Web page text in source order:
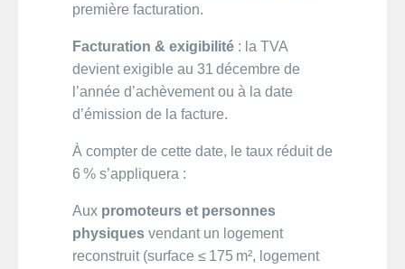
première facturation.
Facturation & exigibilité : la TVA
devient exigible au 31 décembre de
l’année d’achèvement ou à la date
d’émission de la facture.
À compter de cette date, le taux réduit de
6 % s’appliquera :
Aux promoteurs et personnes
physiques vendant un logement
reconstruit (surface ≤ 175 m², logement